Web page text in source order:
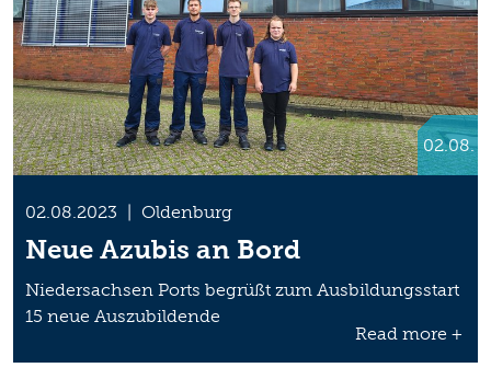
02.08.
02.08.2023 | Oldenburg
Neue Azubis an Bord
Niedersachsen Ports begrüßt zum Ausbildungsstart
15 neue Auszubildende
Read more +